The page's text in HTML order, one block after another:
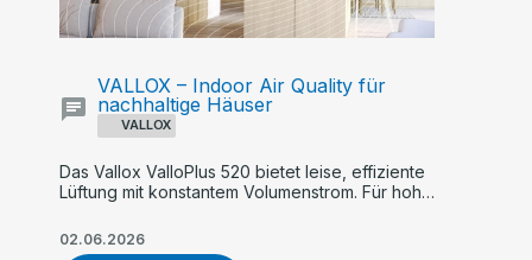
VALLOX
VALLOX – Indoor Air Quality für
nachhaltige Häuser
Das Vallox ValloPlus 520 bietet leise, effiziente
Lüftung mit konstantem Volumenstrom. Für hohe
maximalen Komfort im Einfamilienhaus.
02.06.2026